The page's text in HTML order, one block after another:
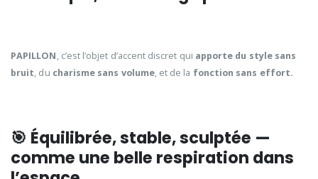
PAPILLON, c’est l’objet d’accent discret qui apporte du style sans
bruit, du charisme sans volume, et de la fonction sans effort.
🎯 Équilibrée, stable, sculptée —
comme une belle respiration dans